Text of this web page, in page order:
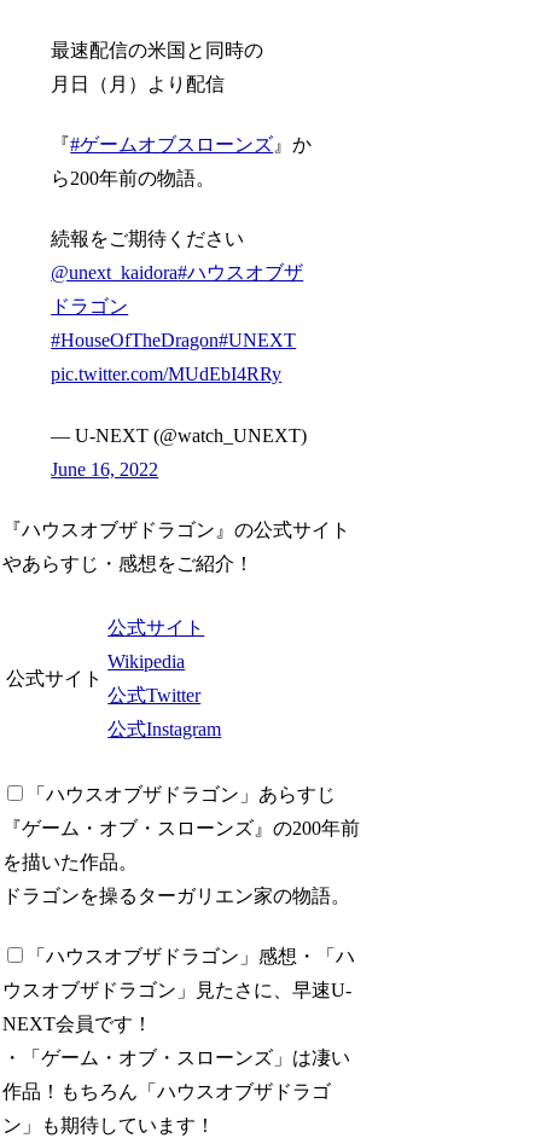
最速配信の米国と同時の
月日（月）より配信
『#ゲームオブスローンズ 』か
ら200年前の物語。
続報をご期待ください
@unext_kaidora#ハウスオブザ
ドラゴン
#HouseOfTheDragon#UNEXT
pic.twitter.com/MUdEbI4RRy
— U-NEXT (@watch_UNEXT)
June 16, 2022
『ハウスオブザドラゴン』の公式サイト
やあらすじ・感想をご紹介！
公式サイト
公式サイト
Wikipedia
公式Twitter
公式Instagram
「ハウスオブザドラゴン」あらすじ
『ゲーム・オブ・スローンズ』の200年前
を描いた作品。
ドラゴンを操るターガリエン家の物語。
「ハウスオブザドラゴン」感想 ・「ハ
ウスオブザドラゴン」見たさに、早速U-
NEXT会員です！
・「ゲーム・オブ・スローンズ」は凄い
作品！もちろん「ハウスオブザドラゴ
ン」も期待しています！